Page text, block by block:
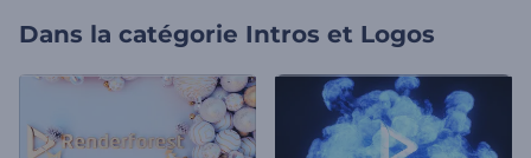
Dans la catégorie Intros et Logos